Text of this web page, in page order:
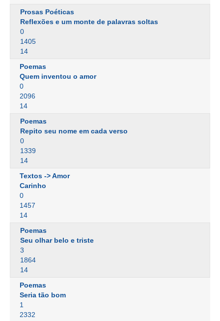
Prosas Poéticas
Reflexões e um monte de palavras soltas
0
1405
14
Poemas
Quem inventou o amor
0
2096
14
Poemas
Repito seu nome em cada verso
0
1339
14
Textos -> Amor
Carinho
0
1457
14
Poemas
Seu olhar belo e triste
3
1864
14
Poemas
Seria tão bom
1
2332